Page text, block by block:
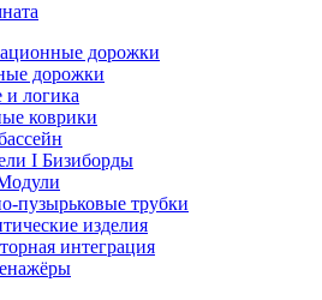
дорожки
дорожки
и логика
коврики
I Бизиборды
пузырьковые трубки
изделия
интеграция